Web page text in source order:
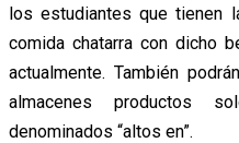
los estudiantes que tienen
comida chatarra con dicho
actualmente. También
almacenes productos
denominados “altos en”.